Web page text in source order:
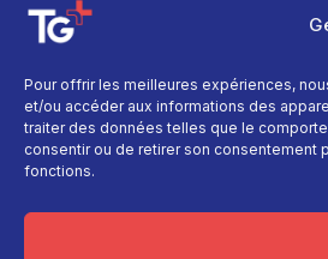
Pour offrir les meilleures expériences,
et/ou accéder aux informations des
traiter des données telles que le
consentir ou de retirer son consentement
fonctions.